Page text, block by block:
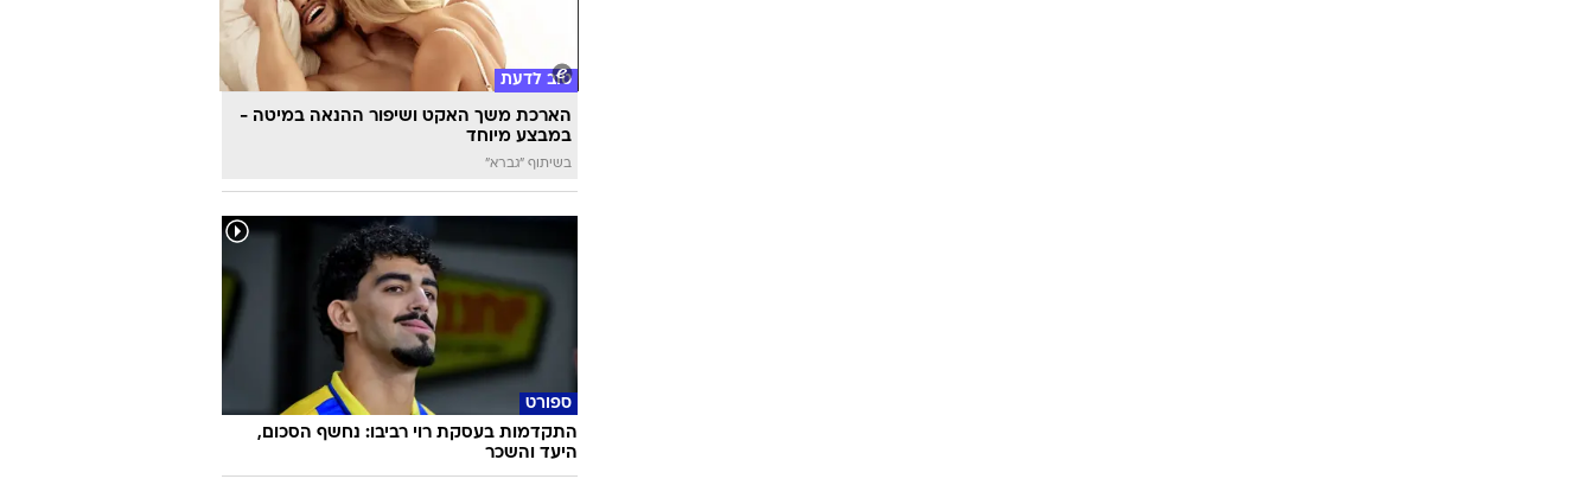
טוב לדעת
הארכת משך האקט ושיפור ההנאה במיטה -
במבצע מיוחד
בשיתוף "גברא"
ספורט
התקדמות בעסקת רוי רביבו: נחשף הסכום,
היעד והשכר